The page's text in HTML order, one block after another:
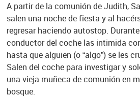
A partir de la comunión de Judith,
salen una noche de fiesta y al
regresar haciendo autostop.
conductor del coche las intimida
hasta que alguien (o “algo”) se les
Salen del coche para investigar y
una vieja muñeca de comunión en
bosque.